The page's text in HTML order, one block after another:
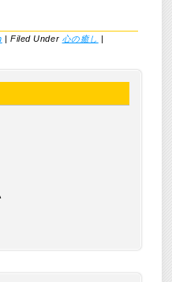
|Filed Under 心の癒し |